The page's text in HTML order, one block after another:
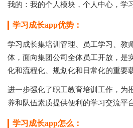
我的：我的个人模块，个人中心，学
学习成长app优势：
学习成长集培训管理、员工学习、教
体，面向集团公司全体员工开放，是
化和流程化、规划化和日常化的重要
进一步强化了职工教育培训工作，为
养和队伍素质提供便利的学习交流平
学习成长app怎么：